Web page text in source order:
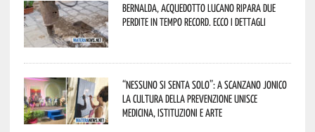
Bernalda, Acquedotto Lucano ripara due
perdite in tempo record. Ecco i dettagli
“Nessuno si senta solo”: a Scanzano Jonico
la cultura della prevenzione unisce
medicina, istituzioni e arte